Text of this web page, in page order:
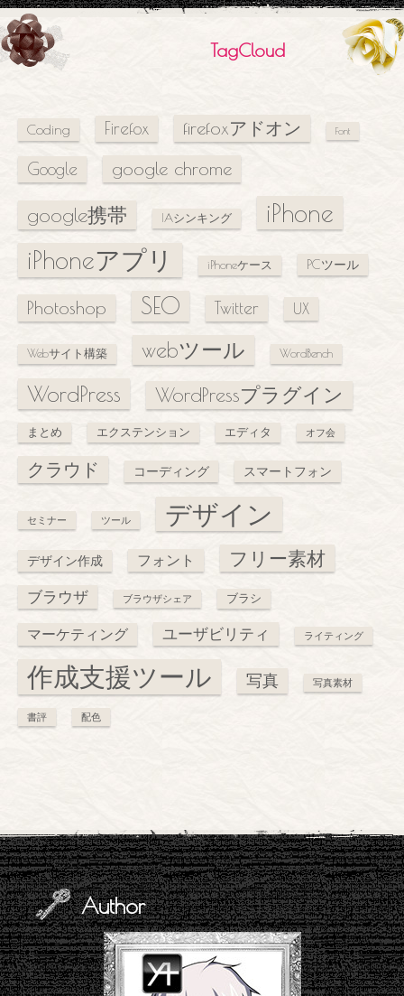
TagCloud
Coding Firefox firefoxアドオン Font
Google google chrome
google携帯 IAシンキング
iPhone
iPhoneアプリ
iPhoneケース PCツール
Photoshop SEO Twitter UX
Webサイト構築 webツール WordBench
WordPress WordPressプラグイン
まとめ エクステンション エディタ オフ会
クラウド コーディング スマートフォン
セミナー ツール デザイン
デザイン作成 フォント フリー素材
ブラウザ ブラウザシェア ブラシ
マーケティング ユーザビリティ ライティング
作成支援ツール 写真 写真素材
書評 配色
Author